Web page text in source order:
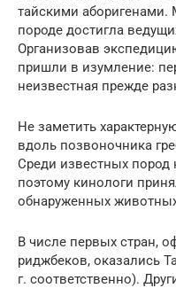
тайскими
породе достигла
Организовав
пришли в изумление:
неизвестная прежде
Не заметить
вдоль позвоночника
Среди известных пород
поэтому кинологи
обнаруженных
В числе первых стран,
риджбеков, оказались
г. соответственно).